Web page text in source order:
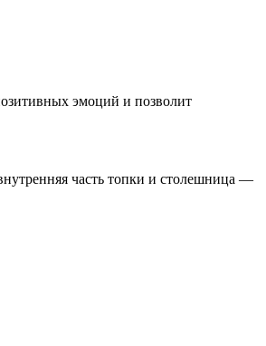
эмоций и позволит
часть топки и столешница —